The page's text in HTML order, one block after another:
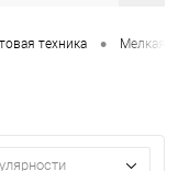
техника • Мелкая